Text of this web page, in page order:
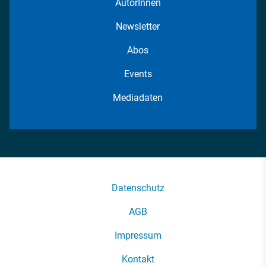
AutorInnen
Newsletter
Abos
Events
Mediadaten
Datenschutz
AGB
Impressum
Kontakt